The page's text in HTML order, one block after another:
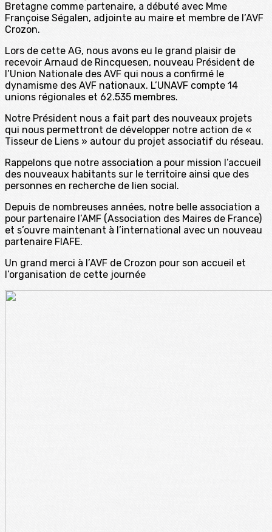
Bretagne comme partenaire, a débuté avec Mme
Françoise Ségalen, adjointe au maire et membre de l’AVF
Crozon.
Lors de cette AG, nous avons eu le grand plaisir de
recevoir Arnaud de Rincquesen, nouveau Président de
l’Union Nationale des AVF qui nous a confirmé le
dynamisme des AVF nationaux. L’UNAVF compte 14
unions régionales et 62.535 membres.
Notre Président nous a fait part des nouveaux projets
qui nous permettront de développer notre action de «
Tisseur de Liens » autour du projet associatif du réseau.
Rappelons que notre association a pour mission l’accueil
des nouveaux habitants sur le territoire ainsi que des
personnes en recherche de lien social.
Depuis de nombreuses années, notre belle association a
pour partenaire l’AMF (Association des Maires de France)
et s’ouvre maintenant à l’international avec un nouveau
partenaire FIAFE.
Un grand merci à l’AVF de Crozon pour son accueil et
l’organisation de cette journée